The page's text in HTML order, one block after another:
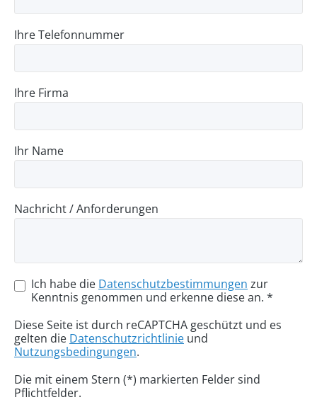
Ihre Telefonnummer
Ihre Firma
Ihr Name
Nachricht / Anforderungen
Ich habe die Datenschutzbestimmungen zur
Kenntnis genommen und erkenne diese an. *
Diese Seite ist durch reCAPTCHA geschützt und es
gelten die Datenschutzrichtlinie und
Nutzungsbedingungen.
Die mit einem Stern (*) markierten Felder sind
Pflichtfelder.